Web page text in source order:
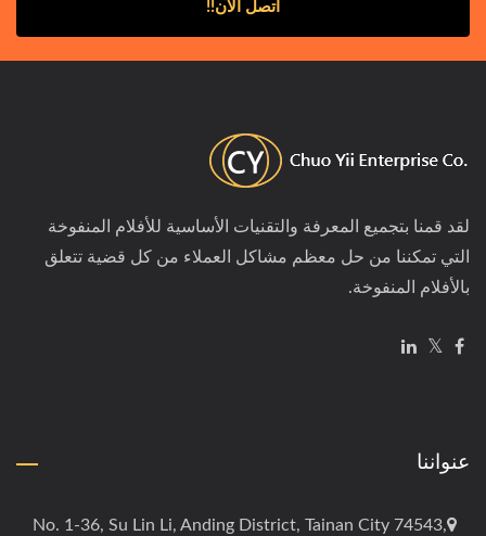
اتصل الآن!!
لقد قمنا بتجميع المعرفة والتقنيات الأساسية للأفلام المنفوخة
التي تمكننا من حل معظم مشاكل العملاء من كل قضية تتعلق
بالأفلام المنفوخة.
عنواننا
No. 1-36, Su Lin Li, Anding District, Tainan City 74543,